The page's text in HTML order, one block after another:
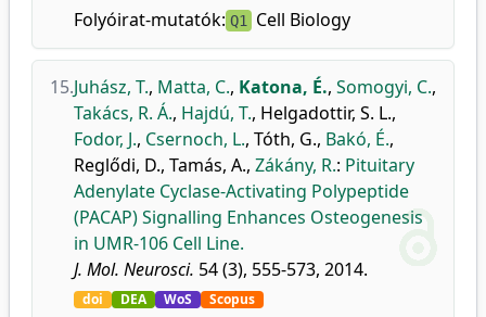
Folyóirat-mutatók: Q1 Cell Biology
15.Juhász, T., Matta, C., Katona, É., Somogyi, C.,
Takács, R. Á., Hajdú, T., Helgadottir, S. L.,
Fodor, J., Csernoch, L., Tóth, G., Bakó, É.,
Reglődi, D., Tamás, A., Zákány, R.: Pituitary
Adenylate Cyclase-Activating Polypeptide
(PACAP) Signalling Enhances Osteogenesis
in UMR-106 Cell Line.
J. Mol. Neurosci. 54 (3), 555-573, 2014.
doi DEA WoS Scopus